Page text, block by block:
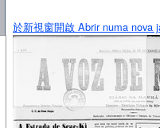
於新視窗開啟 Abrir numa nova